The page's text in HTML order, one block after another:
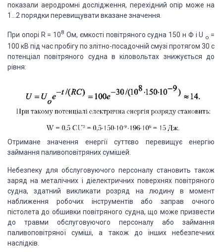
показали аеродромні дослідження, перехідний опір може на
1…2 порядки перевищувати вказане значення.
При опорі R = 108 Ом, ємкості повітряного судна 150 н Ф і U о =
100 кВ під час пробігу по злітно-посадочній смузі протягом 30 с
потенціал повітряного судна в кіловольтах знижується до
рівня:
Отримане значення енергії суттєво перевищує енергію
займання паливоповітряних сумішей.
Небезпеку для обслуговуючого персоналу становить також
заряд на металічних і діелектричних поверхнях повітряного
судна, здатний викликати розряд на людину в момент
наближення робочих інструментів або заправ очного
пістолета до обшивки повітряного судна, що може призвести
до травми обслуговуючого персоналу або займання
паливоповітряної суміші, а також до інших небезпечних
наслідків.